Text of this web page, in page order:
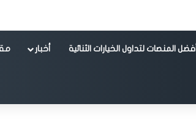
أفضل المنصات لتداول الخيارات الثنائية أخبار